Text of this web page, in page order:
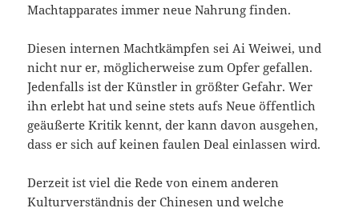
Machtapparates immer neue Nahrung finden.
Diesen internen Machtkämpfen sei Ai Weiwei, und
nicht nur er, möglicherweise zum Opfer gefallen.
Jedenfalls ist der Künstler in größter Gefahr. Wer
ihn erlebt hat und seine stets aufs Neue öffentlich
geäußerte Kritik kennt, der kann davon ausgehen,
dass er sich auf keinen faulen Deal einlassen wird.
Derzeit ist viel die Rede von einem anderen
Kulturverständnis der Chinesen und welche